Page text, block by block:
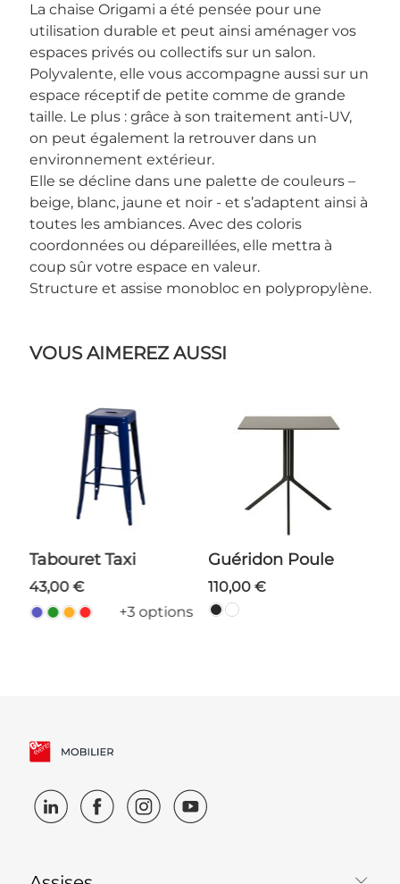
La chaise Origami a été pensée pour une
utilisation durable et peut ainsi aménager vos
espaces privés ou collectifs sur un salon.
Polyvalente, elle vous accompagne aussi sur un
espace réceptif de petite comme de grande
taille. Le plus : grâce à son traitement anti-UV,
on peut également la retrouver dans un
environnement extérieur.
Elle se décline dans une palette de couleurs –
beige, blanc, jaune et noir - et s’adaptent ainsi à
toutes les ambiances. Avec des coloris
coordonnées ou dépareillées, elle mettra à
coup sûr votre espace en valeur.
Structure et assise monobloc en polypropylène.
VOUS AIMEREZ AUSSI
Tabouret Taxi
43,00 €
+3 options
Guéridon Poule
110,00 €